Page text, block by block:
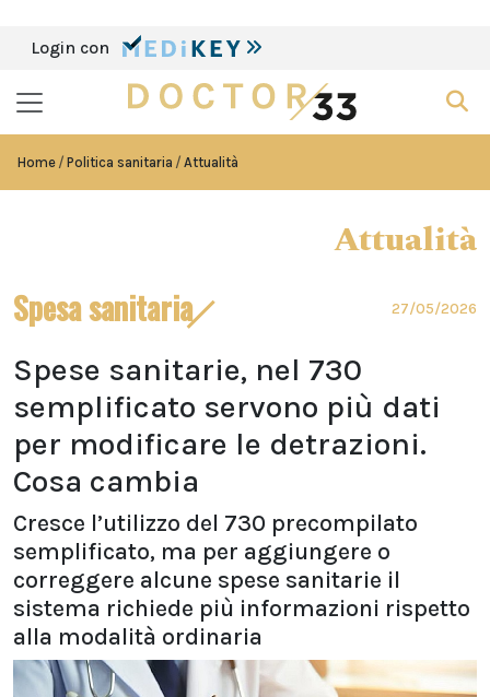
Login con
Home Politica sanitaria Attualità
Attualità
Spesa sanitaria 27/05/2026
Spese sanitarie, nel 730
semplificato servono più dati
per modificare le detrazioni.
Cosa cambia
Cresce l’utilizzo del 730 precompilato
semplificato, ma per aggiungere o
correggere alcune spese sanitarie il
sistema richiede più informazioni rispetto
alla modalità ordinaria